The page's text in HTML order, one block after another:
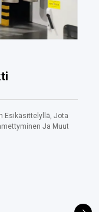
Esikäsittelyllä, Jota
Ja Muut